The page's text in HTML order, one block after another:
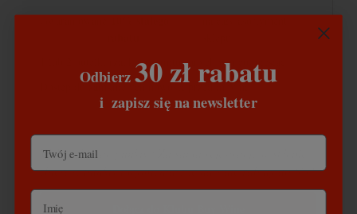
-10% stałego
1 lub 2 butelki rzadkich, limitowanych win co miesiąc
Dostęp do zamkniętych nowości przed innymi
Wolisz zbierać punkty? Za samą rejestrację w sklepie
zbierasz punkty i wymieniasz je na stałe rabaty do 8%!
Odbierz30 zł rabatu
i zapisz się na newsletter